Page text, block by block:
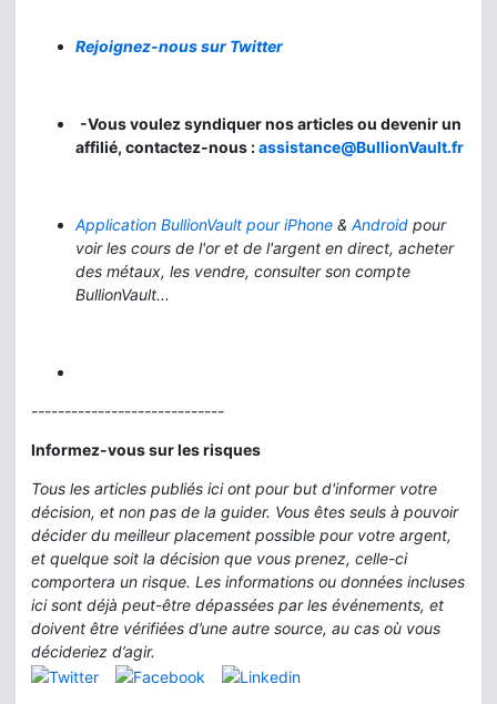
Rejoignez-nous sur Twitter
-Vous voulez syndiquer nos articles ou devenir un
affilié, contactez-nous :assistance@BullionVault.fr
Application BullionVault pour iPhone & Android pour
voir les cours de l'or et de l'argent en direct, acheter
des métaux, les vendre, consulter son compte
BullionVault...
-----------------------------
Informez-vous sur les risques
Tous les articles publiés ici ont pour but d'informer votre
décision, et non pas de la guider. Vous êtes seuls à pouvoir
décider du meilleur placement possible pour votre argent,
et quelque soit la décision que vous prenez, celle-ci
comportera un risque. Les informations ou données incluses
ici sont déjà peut-être dépassées par les événements, et
doivent être vérifiées d’une autre source, au cas où vous
décideriez d’agir.